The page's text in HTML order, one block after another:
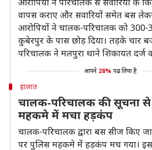
वापस कराए और सवारियों समेत बस लेकर
आरोपियों ने चालक-परिचालक को
कुबेरपुर के पास छोड़ दिया। तड़के चार
परिचालक ने मलपुरा थाने शिकायत दर्ज
आपने 28% पढ़ लिया है
हालात
चालक-परिचालक की सूचना
महकमे में मचा हड़कंप
चालक-परिचालक द्वारा बस सीज किए
पर पुलिस महकमे में हड़कंप मच गया।